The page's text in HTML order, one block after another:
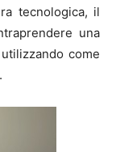
tecnologica, il
una
come